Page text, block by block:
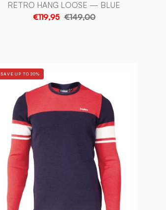
RETRO HANG LOOSE — BLUE
€119,95 €149,00
POW
—
NAVY
SAVE UP TO 20%